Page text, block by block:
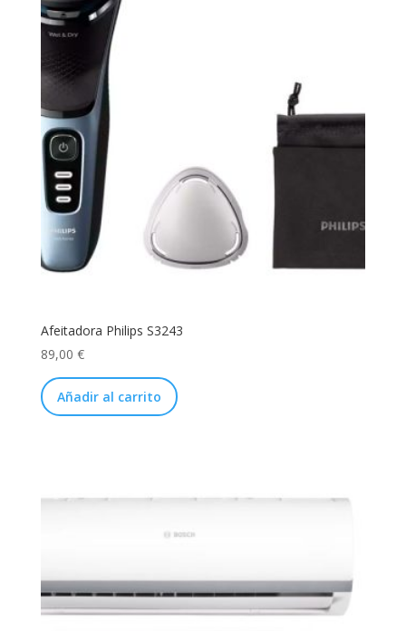
Afeitadora Philips S3243
89,00 €
Añadir al carrito